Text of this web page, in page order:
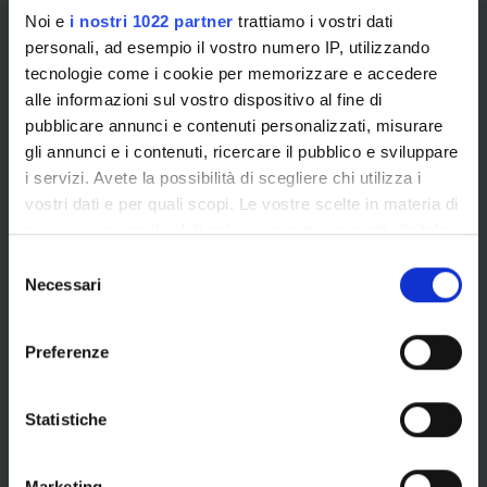
Noi e i nostri 1022 partner trattiamo i vostri dati
personali, ad esempio il vostro numero IP, utilizzando
tecnologie come i cookie per memorizzare e accedere
alle informazioni sul vostro dispositivo al fine di
pubblicare annunci e contenuti personalizzati, misurare
gli annunci e i contenuti, ricercare il pubblico e sviluppare
i servizi. Avete la possibilità di scegliere chi utilizza i
vostri dati e per quali scopi. Le vostre scelte in materia di
privacy sono applicabili solo su questa proprietà digitale
modificare o revocare il proprio consenso in qualsiasi
momento dalla Dichiarazione sui cookie o facendo clic
raccogliere informazioni sulla tua posizione
geografica, con un'approssimazione di qualche
Necessari
Preferenze
Statistiche
Information and reports for the
student component
If you want to consult the channels and services
made available by the University and reserved for
University of Verona (courses of study, specialization,
doctorate, single courses, advanced courses, master's
information and reports by the student component